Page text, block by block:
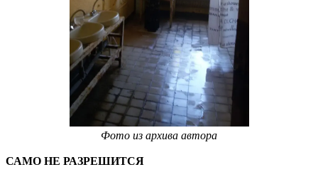
Фото из архива автора
САМО НЕ РАЗРЕШИТСЯ